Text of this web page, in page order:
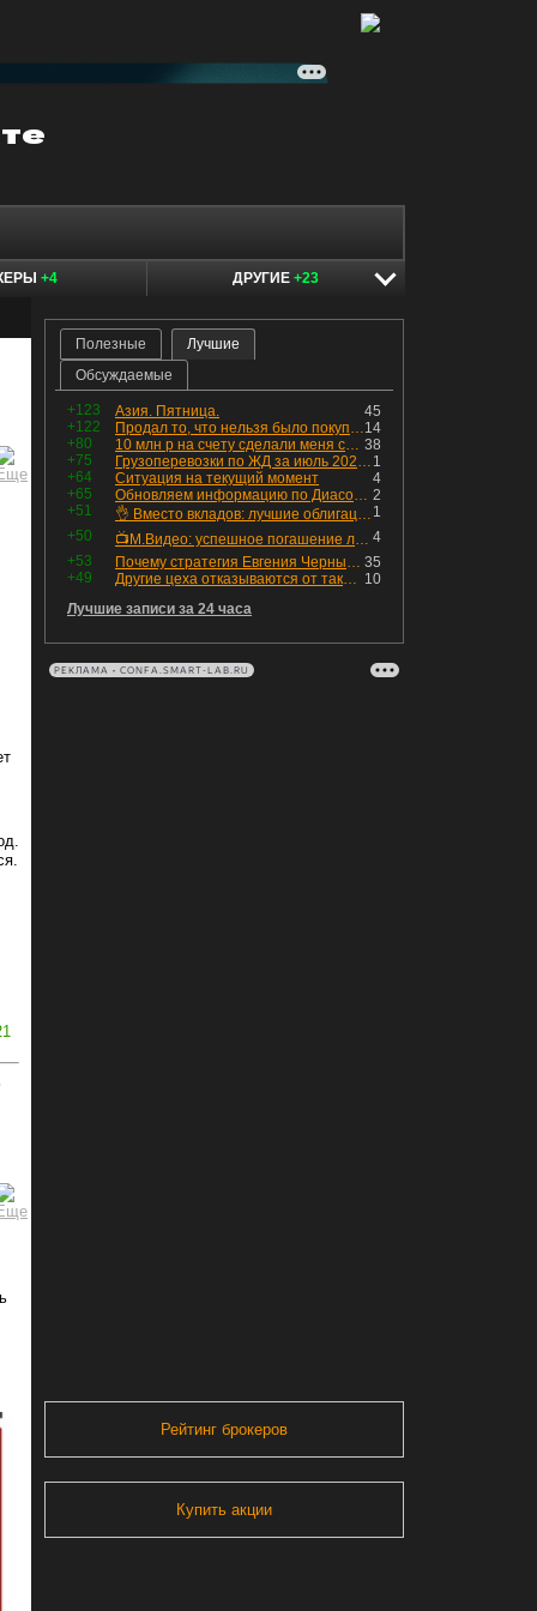
+4 ДРУГИЕ +23
Полезные
Лучшие
Обсуждаемые
+123 45
Азия. Пятница.
+122
14
Продал то, что нельзя было покупать. Изменения в портфеле
+80
38
10 млн р на счету сделали меня счастливым? Ожидание vs Реальность!
+75
1
Грузоперевозки по ЖД за июль 2026 г. — четвёртый месяц подряд роста, чёрные металлы на уровне прошлого года, а каменный уголь в плюсе.
+64
4
Ситуация на текущий момент
+65
2
Обновляем информацию по Диасофту: дивиденды и выкуп
+51
1
👌 Вместо вкладов: лучшие облигации — только супер надёжные
+50
4
📺М.Видео: успешное погашение любимого флоатера
+53
35
Почему стратегия Евгения Черных приведет вас к убыткам в 2026 году
+49
10
Другие цеха отказываются от таких деталей — а мы построили на них производство с оборотом 70 млн
Лучшие записи за 24 часа
РЕКЛАМА • CONFA.SMART-LAB.RU
Рейтинг брокеров
Купить акции